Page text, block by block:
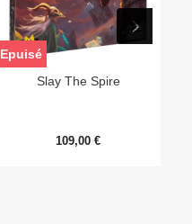
Slay The Spire
109,00 €
Epuisé